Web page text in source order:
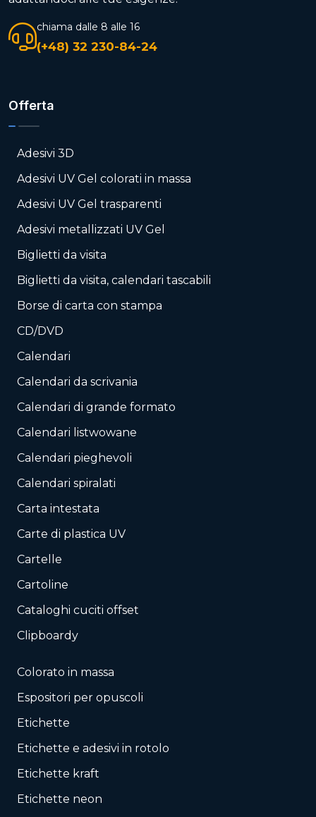
chiama dalle 8 alle 16
(+48) 32 230-84-24
Offerta
Adesivi 3D
Adesivi UV Gel colorati in massa
Adesivi UV Gel trasparenti
Adesivi metallizzati UV Gel
Biglietti da visita
Biglietti da visita, calendari tascabili
Borse di carta con stampa
CD/DVD
Calendari
Calendari da scrivania
Calendari di grande formato
Calendari listwowane
Calendari pieghevoli
Calendari spiralati
Carta intestata
Carte di plastica UV
Cartelle
Cartoline
Cataloghi cuciti offset
Clipboardy
Colorato in massa
Espositori per opuscoli
Etichette
Etichette e adesivi in rotolo
Etichette kraft
Etichette neon